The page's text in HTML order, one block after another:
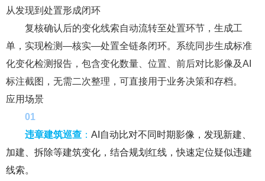
从发现到处置形成闭环
复核确认后的变化线索自动流转至处置环节，生成工
单，实现检测—核实—处置全链条闭环。系统同步生成标准
化变化检测报告，包含变化数量、位置、前后对比影像及AI
标注截图，无需二次整理，可直接用于业务决策和存档。
应用场景
01
违章建筑巡查 ： AI自动比对不同时期影像，发现新建、
加建、拆除等建筑变化，结合规划红线，快速定位疑似违建
线索。